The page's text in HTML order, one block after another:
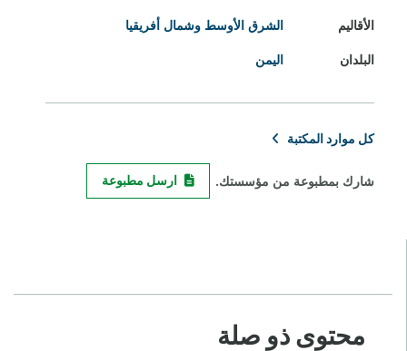
الأقاليم
الشرق الأوسط وشمال أفريقيا
البلدان
اليمن
كل موارد المكتبة
شارك بمطبوعة من مؤسستك. ارسل مطبوعة
محتوى ذو صلة